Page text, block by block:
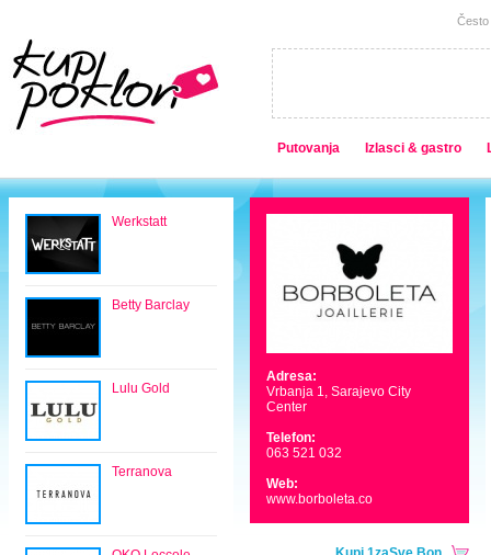
Često
Putovanja Izlasci & gastro
Werkstatt
Betty Barclay
Lulu Gold
Terranova
Adresa:
Vrbanja 1, Sarajevo City
Center
Telefon:
063 521 032
Web:
www.borboleta.co